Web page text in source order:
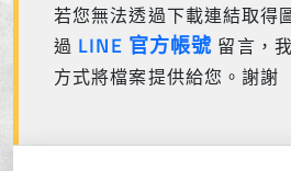
若您無法透過下載連結取得
過 LINE 官方帳號 留言，
方式將檔案提供給您。謝謝